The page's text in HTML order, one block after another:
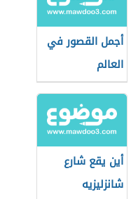
أجمل القصور في
العالم
أين يقع شارع
شانزليزيه